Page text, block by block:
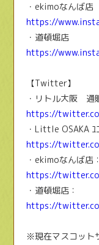
・ekimoなんば店
https://
・道頓堀店
https://
【Twitter】
・リトル大阪 通
https://
・Little OSAKA ﾕ
https://
・ekimoなんば店：
https://
・道頓堀店：
https://
※現在マスコット